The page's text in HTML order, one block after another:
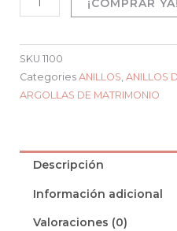
¡COMPRAR YA!
SKU 1100
Categories ANILLOS, ANILLOS
ARGOLLAS DE MATRIMONIO
Descripción
Información adicional
Valoraciones (0)